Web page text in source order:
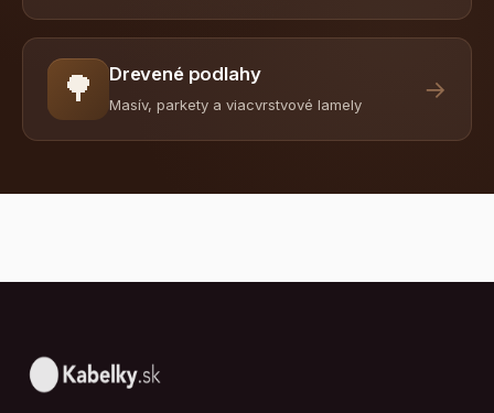
🌳 Drevené podlahy
Masív, parkety a viacvrstvové lamely
→